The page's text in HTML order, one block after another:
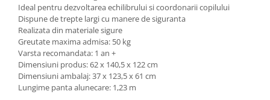
Ideal pentru dezvoltarea echilibrului si coordonarii copilului
Dispune de trepte largi cu manere de siguranta
Realizata din materiale sigure
Greutate maxima admisa: 50 kg
Varsta recomandata: 1 an +
Dimensiuni produs: 62 x 140,5 x 122 cm
Dimensiuni ambalaj: 37 x 123,5 x 61 cm
Lungime panta alunecare: 1,23 m